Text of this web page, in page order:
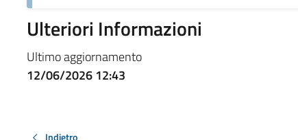
Ulteriori Informazioni
Ultimo aggiornamento
12/06/2026 12:43
Indietro